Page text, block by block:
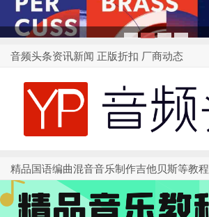
1 2 3 4
音频头条资讯新闻 正版折扣 厂商动态
精品国语编曲混音音乐制作吉他贝斯等教程